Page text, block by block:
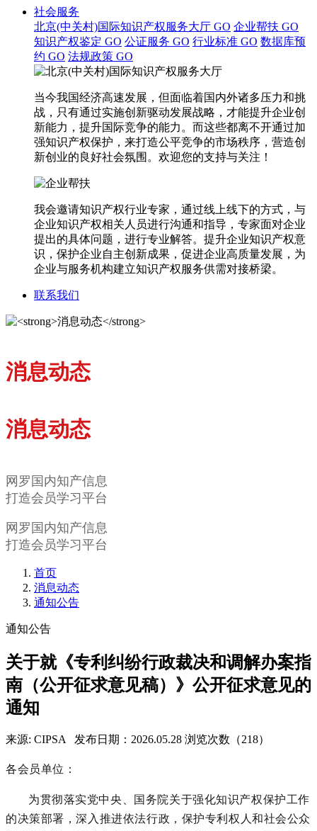
社会服务
北京(中关村)国际知识产权服务大厅 GO 企业帮扶 GO
知识产权鉴定 GO 公证服务 GO 行业标准 GO 数据库预
约 GO 法规政策 GO
当今我国经济高速发展，但面临着国内外诸多压力和挑
战，只有通过实施创新驱动发展战略，才能提升企业创
新能力，提升国际竞争的能力。而这些都离不开通过加
强知识产权保护，来打造公平竞争的市场秩序，营造创
新创业的良好社会氛围。欢迎您的支持与关注！
我会邀请知识产权行业专家，通过线上线下的方式，与
企业知识产权相关人员进行沟通和指导，专家面对企业
提出的具体问题，进行专业解答。提升企业知识产权意
识，保护企业自主创新成果，促进企业高质量发展，为
企业与服务机构建立知识产权服务供需对接桥梁。
联系我们
消息动态
消息动态
网罗国内知产信息
打造会员学习平台
网罗国内知产信息
打造会员学习平台
首页
消息动态
通知公告
通知公告
关于就《专利纠纷行政裁决和调解办案指
南（公开征求意见稿）》公开征求意见的
通知
来源: CIPSA 发布日期：2026.05.28 浏览次数（218）
各会员单位：
为贯彻落实党中央、国务院关于强化知识产权保护工作
的决策部署，深入推进依法行政，保护专利权人和社会公众